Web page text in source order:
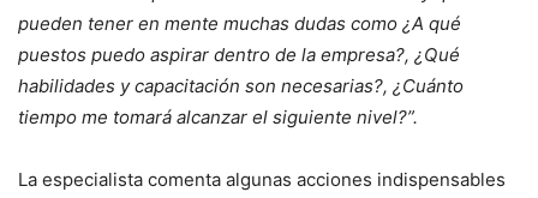
pueden tener en mente muchas dudas como ¿A qué
puestos puedo aspirar dentro de la empresa?, ¿Qué
habilidades y capacitación son necesarias?, ¿Cuánto
tiempo me tomará alcanzar el siguiente nivel?”.
La especialista comenta algunas acciones indispensables